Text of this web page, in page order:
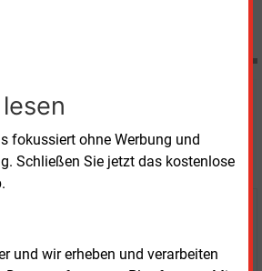
fokussiert ohne Werbung und
Schließen Sie jetzt das kostenlose
und wir erheben und verarbeiten
sind für August 358 MW mehr
Direktvermarktung sind mehr als 893
Sie diese und
lesen?
Artikel
diesen redaktionellen Beitrag für